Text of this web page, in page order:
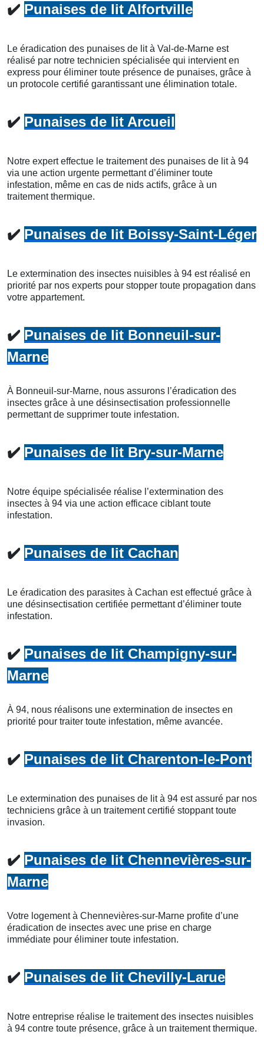
✔️ Punaises de lit Alfortville
Le éradication des punaises de lit à Val-de-Marne est
réalisé par notre technicien spécialisée qui intervient en
express pour éliminer toute présence de punaises, grâce à
un protocole certifié garantissant une élimination totale.
✔️ Punaises de lit Arcueil
Notre expert effectue le traitement des punaises de lit à 94
via une action urgente permettant d’éliminer toute
infestation, même en cas de nids actifs, grâce à un
traitement thermique.
✔️ Punaises de lit Boissy-Saint-Léger
Le extermination des insectes nuisibles à 94 est réalisé en
priorité par nos experts pour stopper toute propagation dans
votre appartement.
✔️ Punaises de lit Bonneuil-sur-
Marne
À Bonneuil-sur-Marne, nous assurons l’éradication des
insectes grâce à une désinsectisation professionnelle
permettant de supprimer toute infestation.
✔️ Punaises de lit Bry-sur-Marne
Notre équipe spécialisée réalise l’extermination des
insectes à 94 via une action efficace ciblant toute
infestation.
✔️ Punaises de lit Cachan
Le éradication des parasites à Cachan est effectué grâce à
une désinsectisation certifiée permettant d’éliminer toute
infestation.
✔️ Punaises de lit Champigny-sur-
Marne
À 94, nous réalisons une extermination de insectes en
priorité pour traiter toute infestation, même avancée.
✔️ Punaises de lit Charenton-le-Pont
Le extermination des punaises de lit à 94 est assuré par nos
techniciens grâce à un traitement certifié stoppant toute
invasion.
✔️ Punaises de lit Chennevières-sur-
Marne
Votre logement à Chennevières-sur-Marne profite d’une
éradication de insectes avec une prise en charge
immédiate pour éliminer toute infestation.
✔️ Punaises de lit Chevilly-Larue
Notre entreprise réalise le traitement des insectes nuisibles
à 94 contre toute présence, grâce à un traitement thermique.